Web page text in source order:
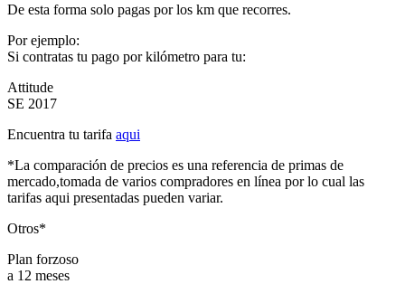
De esta forma solo pagas por los km que recorres.
Por ejemplo:
Si contratas tu pago por kilómetro para tu:
Attitude
SE 2017
Encuentra tu tarifa aqui
*La comparación de precios es una referencia de primas de
mercado,tomada de varios compradores en línea por lo cual las
tarifas aqui presentadas pueden variar.
Otros*
Plan forzoso
a 12 meses